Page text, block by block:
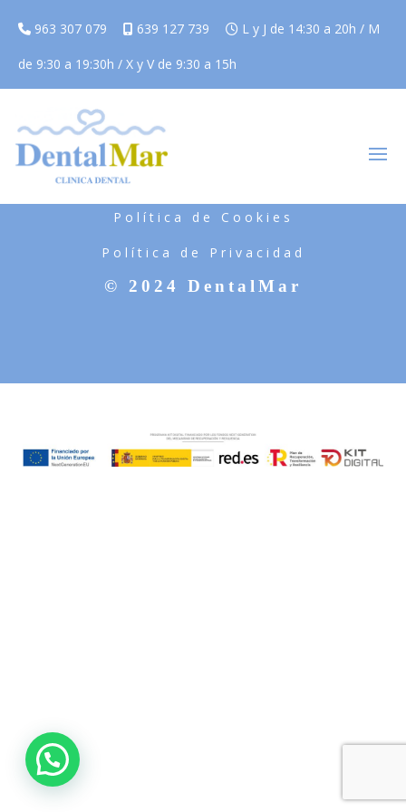
963 307 079 639 127 739 L y J de 14:30 a 20h / M
de 9:30 a 19:30h / X y V de 9:30 a 15h
Política de Cookies
Política de Privacidad
© 2024 DentalMar